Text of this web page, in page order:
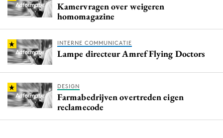
Kamervragen over weigeren
homomagazine
INTERNE COMMUNICATIE
Lampe directeur Amref Flying Doctors
DESIGN
Farmabedrijven overtreden eigen
reclamecode